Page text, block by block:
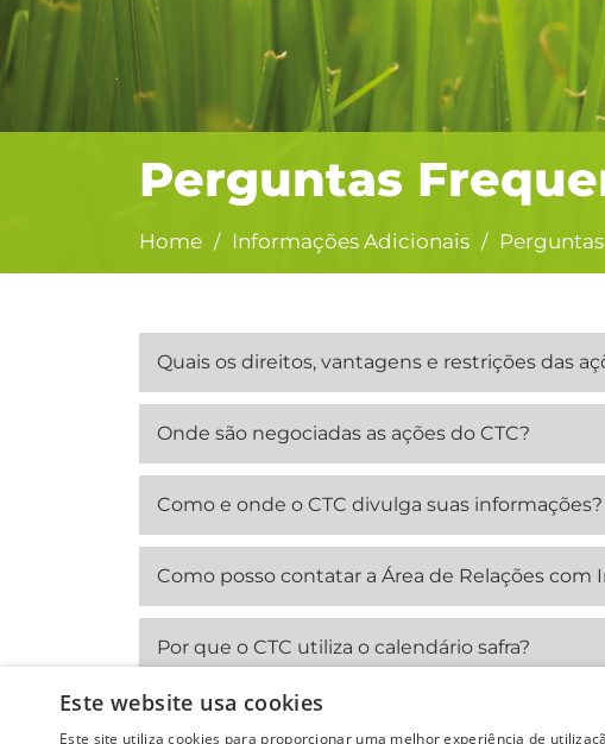
Perguntas
Home / Informações Adicionais /
Quais os direitos, vantagens e restrições das
Onde são negociadas as ações do CTC?
Como e onde o CTC divulga suas informações?
Como posso contatar a Área de Relações com
Por que o CTC utiliza o calendário safra?
Este website usa cookies
Este site utiliza cookies para proporcionar uma melhor experiência de